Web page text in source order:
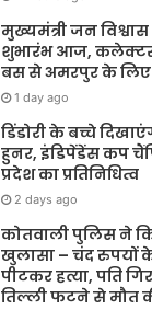
मुख्यमंत्री जन
शुभारंभ आज, कलेक्टर
बस से अमरपुर के लिए
1 day ago
डिंडोरी के बच्चे
हुनर, इंडिपेंडेंस कप
प्रदेश का प्रतिनिधित्व
2 days ago
कोतवाली पुलिस ने
खुलासा – चंद रुपयों
पीटकर हत्या, पति
तिल्ली फटने से मौत